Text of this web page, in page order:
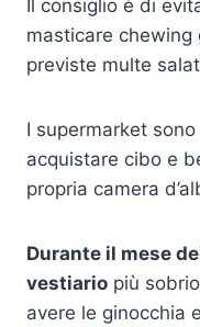
Il consiglio è di
masticare chewing
previste multe
I supermarket
acquistare cibo e
propria camera
Durante il mese
vestiario più
avere le ginocchia